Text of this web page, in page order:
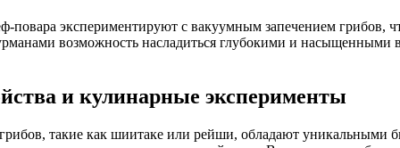
экспериментируют с вакуумным запечением грибов,
возможность насладиться глубокими и насыщенными
и кулинарные эксперименты
такие как шиитаке или рейши, обладают